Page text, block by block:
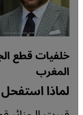
خلفيات قطع
المغرب
لماذا استفحل